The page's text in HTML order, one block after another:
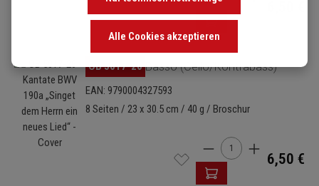
Bildergalerie überspringenOB 5017-26 Basso (Cello/Kontrabass)
EAN: 9790004327593
8 Seiten / 23 x 30.5 cm / 40 g / Broschur
Produkt Anzahl: Gib
6,50 €
Alle Cookies akzeptieren